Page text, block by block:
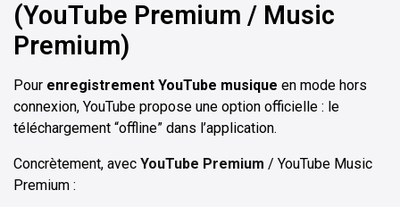
(YouTube Premium / Music
Premium)
Pour enregistrement YouTube musique en mode hors
connexion, YouTube propose une option officielle : le
téléchargement “offline” dans l’application.
Concrètement, avec YouTube Premium / YouTube Music
Premium :